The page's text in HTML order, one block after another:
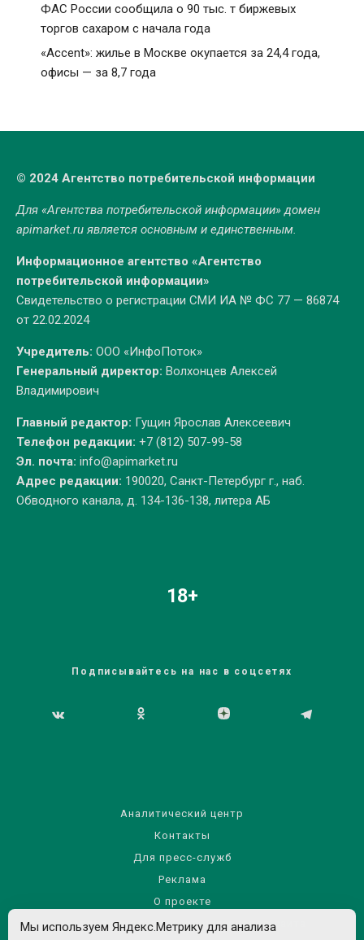
ФАС России сообщила о 90 тыс. т биржевых
торгов сахаром с начала года
«Accent»: жилье в Москве окупается за 24,4 года,
офисы — за 8,7 года
© 2024 Агентство потребительской информации
Для «Агентства потребительской информации» домен
apimarket.ruявляется основным и единственным.
Информационное агентство «Агентство
потребительской информации»
Свидетельство о регистрации СМИ ИА № ФС 77 — 86874
от 22.02.2024
Учредитель: ООО «ИнфоПоток»
Генеральный директор: Волхонцев Алексей
Владимирович
Главный редактор: Гущин Ярослав Алексеевич
Телефон редакции: +7 (812) 507-99-58
Эл. почта: info@apimarket.ru
Адрес редакции: 190020, Санкт-Петербург г., наб.
Обводного канала, д. 134-136-138, литера АБ
18+
Подписывайтесь на нас в соцсетях
Аналитический центр
Контакты
Для пресс-служб
Реклама
О проекте
Правила использования материалов сайта
Мы используем Яндекс.Метрику для анализа